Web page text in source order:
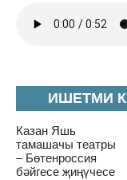
ИШЕТМИ
Казан Яшь
тамашачы театры
– Бөтенроссия
бәйгесе җиңүчесе